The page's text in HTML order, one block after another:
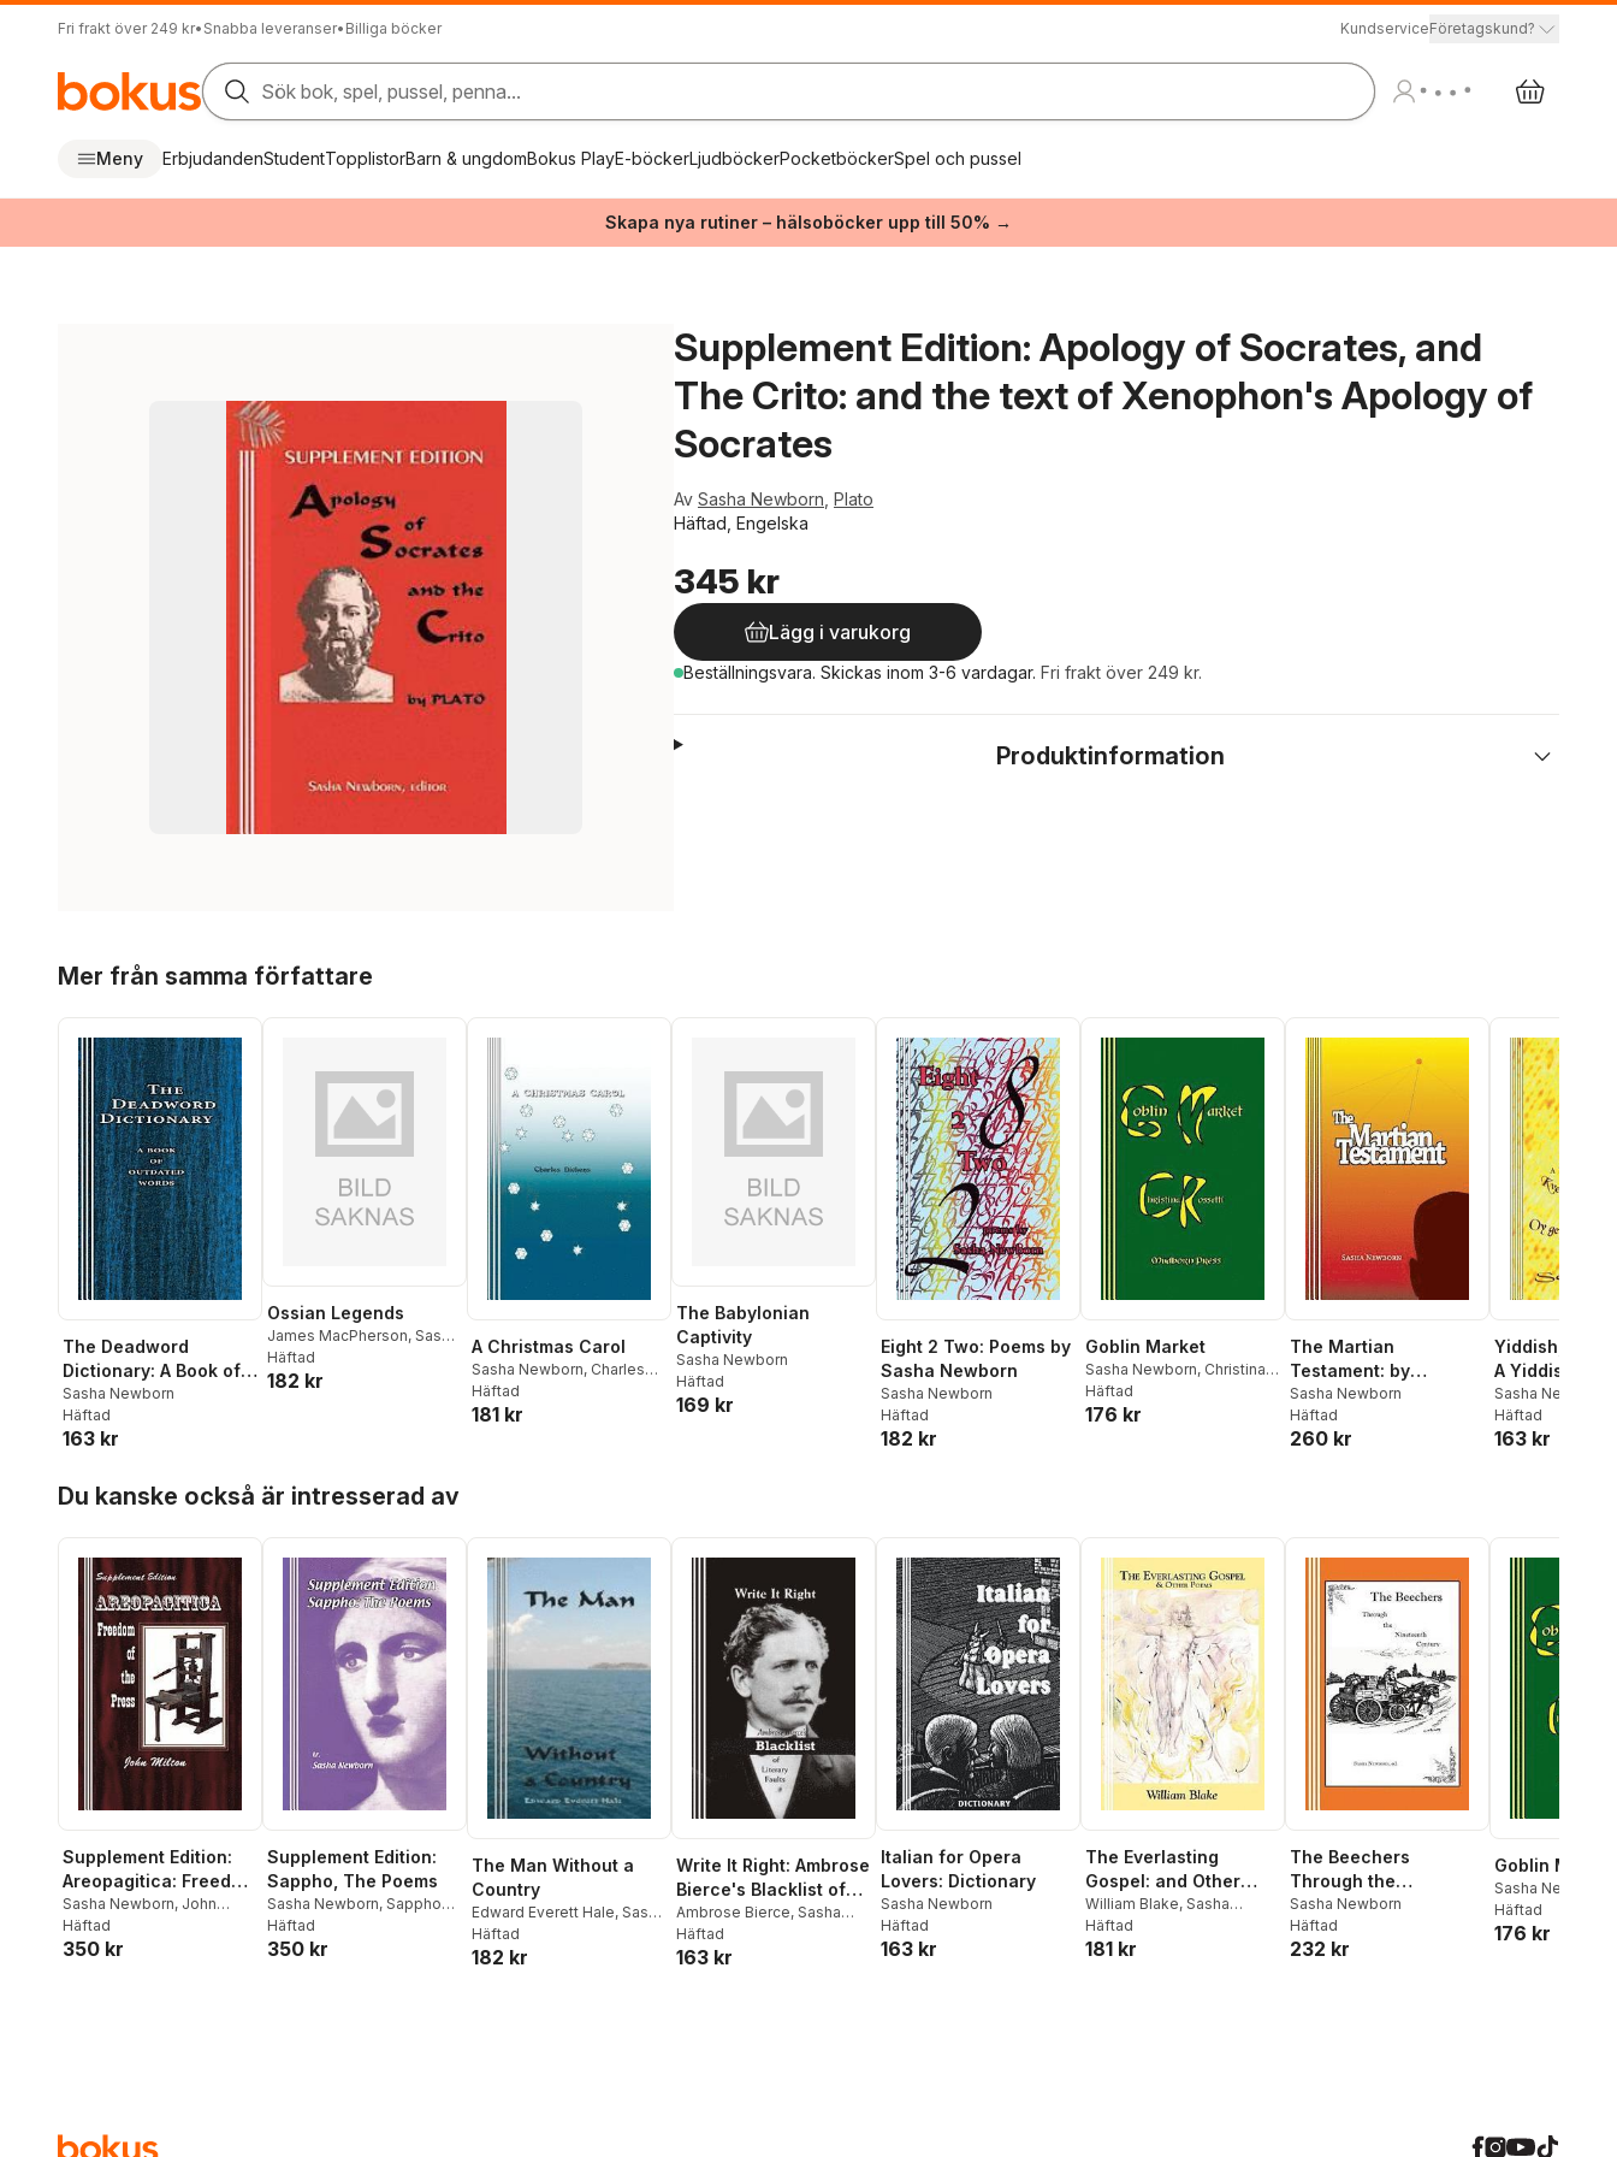
Fri frakt över 249 kr• Snabba leveranser• Billiga böcker KundserviceFöretagskund?
Sök bok, spel, pussel, penna...
Meny ErbjudandenStudentTopplistorBarn & ungdomBokus PlayE-böckerLjudböckerPocketböckerSpel och pussel
Skapa nya rutiner – hälsoböcker upp till 50% →
Supplement Edition: Apology of Socrates, and
The Crito: and the text of Xenophon's Apology of
Socrates
Av Sasha Newborn Plato
Häftad, Engelska
345 kr
Lägg i varukorg
Beställningsvara. Skickas inom 3-6 vardagar. Fri frakt över 249 kr.
Produktinformation
Mer från samma författare
The Deadword
Dictionary: A Book of
Outdated Words
Sasha Newborn
Häftad
163 kr
Ossian Legends
James MacPherson, Sasha
Newborn
Häftad
182 kr
A Christmas Carol
Sasha Newborn, Charles
Dickens
Häftad
181 kr
The Babylonian
Captivity
Sasha Newborn
Häftad
169 kr
Eight 2 Two: Poems by
Sasha Newborn
Sasha Newborn
Häftad
182 kr
Goblin Market
Sasha Newborn, Christina
Rossetti
Häftad
176 kr
The Martian
Testament: by
Alexander Castle
Sasha Newborn
Häftad
260 kr
Yiddish, you
A Yiddish
Sasha Newborn
Häftad
163 kr
Du kanske också är intresserad av
Supplement Edition:
Areopagitica: Freedom
of the Press
Sasha Newborn, John
Milton
Häftad
350 kr
Supplement Edition:
Sappho, The Poems
Sasha Newborn, Sappho
Of Lesbos
Häftad
350 kr
The Man Without a
Country
Edward Everett Hale, Sasha
Newborn
Häftad
182 kr
Write It Right: Ambrose
Bierce's Blacklist of
Literary Faults
Ambrose Bierce, Sasha
Newborn
Häftad
163 kr
Italian for Opera
Lovers: Dictionary
Sasha Newborn
Häftad
163 kr
The Everlasting
Gospel: and Other
Poems
William Blake, Sasha
Newborn
Häftad
181 kr
The Beechers
Through the
Nineteenth Century: A
Radio Play
Sasha Newborn
Häftad
232 kr
Goblin Market
Sasha Newborn
Rossetti
Häftad
176 kr